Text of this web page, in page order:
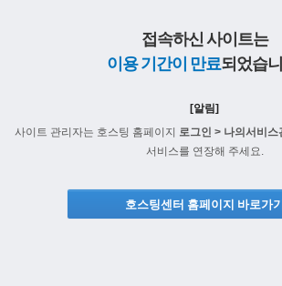
접속하신 사이트는
이용 기간이 만료되었습
[알림]
사이트 관리자는 호스팅 홈페이지 로그인 > 나의서비
서비스를 연장해 주세요.
호스팅센터 홈페이지 바로가기